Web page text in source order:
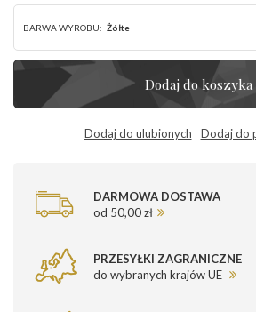
BARWA WYROBU: Żółte
Dodaj do koszyka
Dodaj do ulubionych Dodaj do
DARMOWA DOSTAWA
od 50,00 zł
PRZESYŁKI ZAGRANICZNE
do wybranych krajów UE